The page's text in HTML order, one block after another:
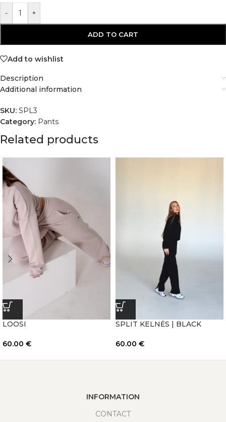
- +
ADD TO CART
Add to wishlist
Description
Additional information
SKU: SPL3
Category: Pants
Related products
LOOSI
60.00 €
SPLIT KELNĖS | BLACK
60.00 €
INFORMATION
CONTACT